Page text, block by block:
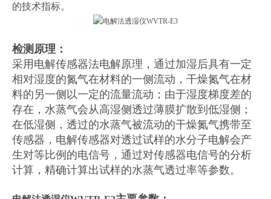
的技术指标。
检测原理：
采用电解传感器法电解原理，通过加湿后具有一定
相对湿度的氮气在材料的一侧流动，干燥氮气在材
料的另一侧以一定的流量流动；由于湿度梯度差的
存在，水蒸气会从高湿侧透过薄膜扩散到低湿侧；
在低湿侧，透过的水蒸气被流动的干燥氮气携带至
传感器，电解传感器对透过试样的水分子电解会产
生对等比例的电信号，通过对传感器电信号的分析
计算，精确计算出试样的水蒸气透过率等参数。